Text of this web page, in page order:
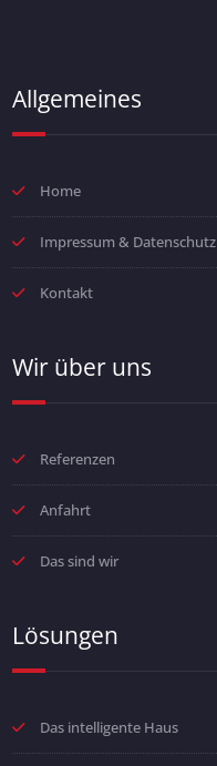
Allgemeines
Home
Impressum & Datenschutz
Kontakt
Wir über uns
Referenzen
Anfahrt
Das sind wir
Lösungen
Das intelligente Haus